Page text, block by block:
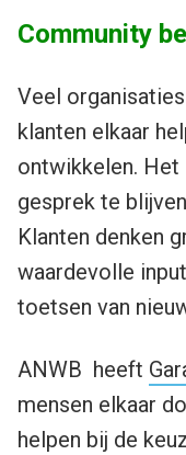
Community
Veel
klanten elkaar
ontwikkelen.
gesprek te
Klanten denken
waardevolle
toetsen van
ANWB heeft
mensen elkaar
helpen bij de